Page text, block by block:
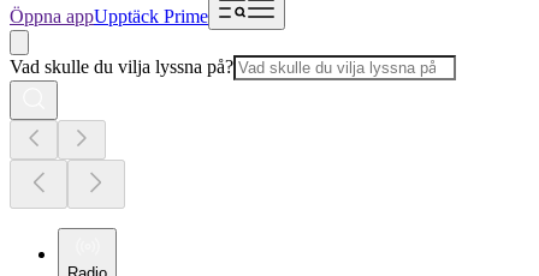
Öppna appUpptäck Prime
Vad skulle du vilja lyssna på?